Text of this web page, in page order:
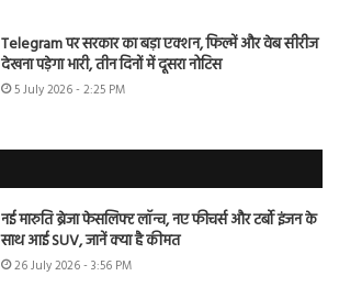
Telegram पर सरकार का बड़ा एक्शन, फिल्में और वेब सीरीज
देखना पड़ेगा भारी, तीन दिनों में दूसरा नोटिस
5 July 2026 - 2:25 PM
नई मारुति ब्रेजा फेसलिफ्ट लॉन्च, नए फीचर्स और टर्बो इंजन के
साथ आई SUV, जानें क्या है कीमत
26 July 2026 - 3:56 PM